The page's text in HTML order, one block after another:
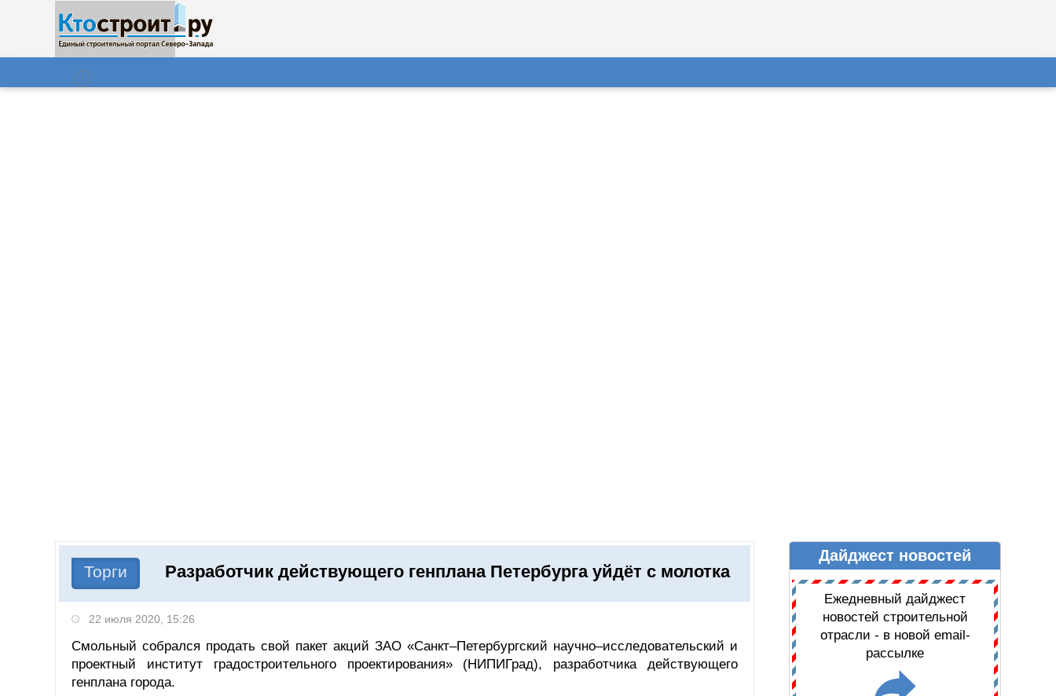
Поиск
НОВОСТИ ДАЙДЖЕСТ НОВОСТЕЙ
Торги Разработчик действующего генплана Петербурга уйдёт с молотка
22 июля 2020, 15:26
Смольный собрался продать свой пакет акций ЗАО «Санкт–Петербургский научно–исследовательский и
проектный институт градостроительного проектирования» (НИПИГрад), разработчика действующего
генплана города.
Дайджест новостей
Ежедневный дайджест
новостей строительной
отрасли - в новой email-
рассылке